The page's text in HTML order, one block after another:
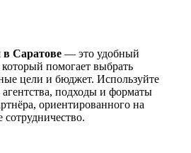
в Саратове — это удобный
помогает выбрать
цели и бюджет. Используйте
подходы и форматы
ориентированного на
сотрудничество.